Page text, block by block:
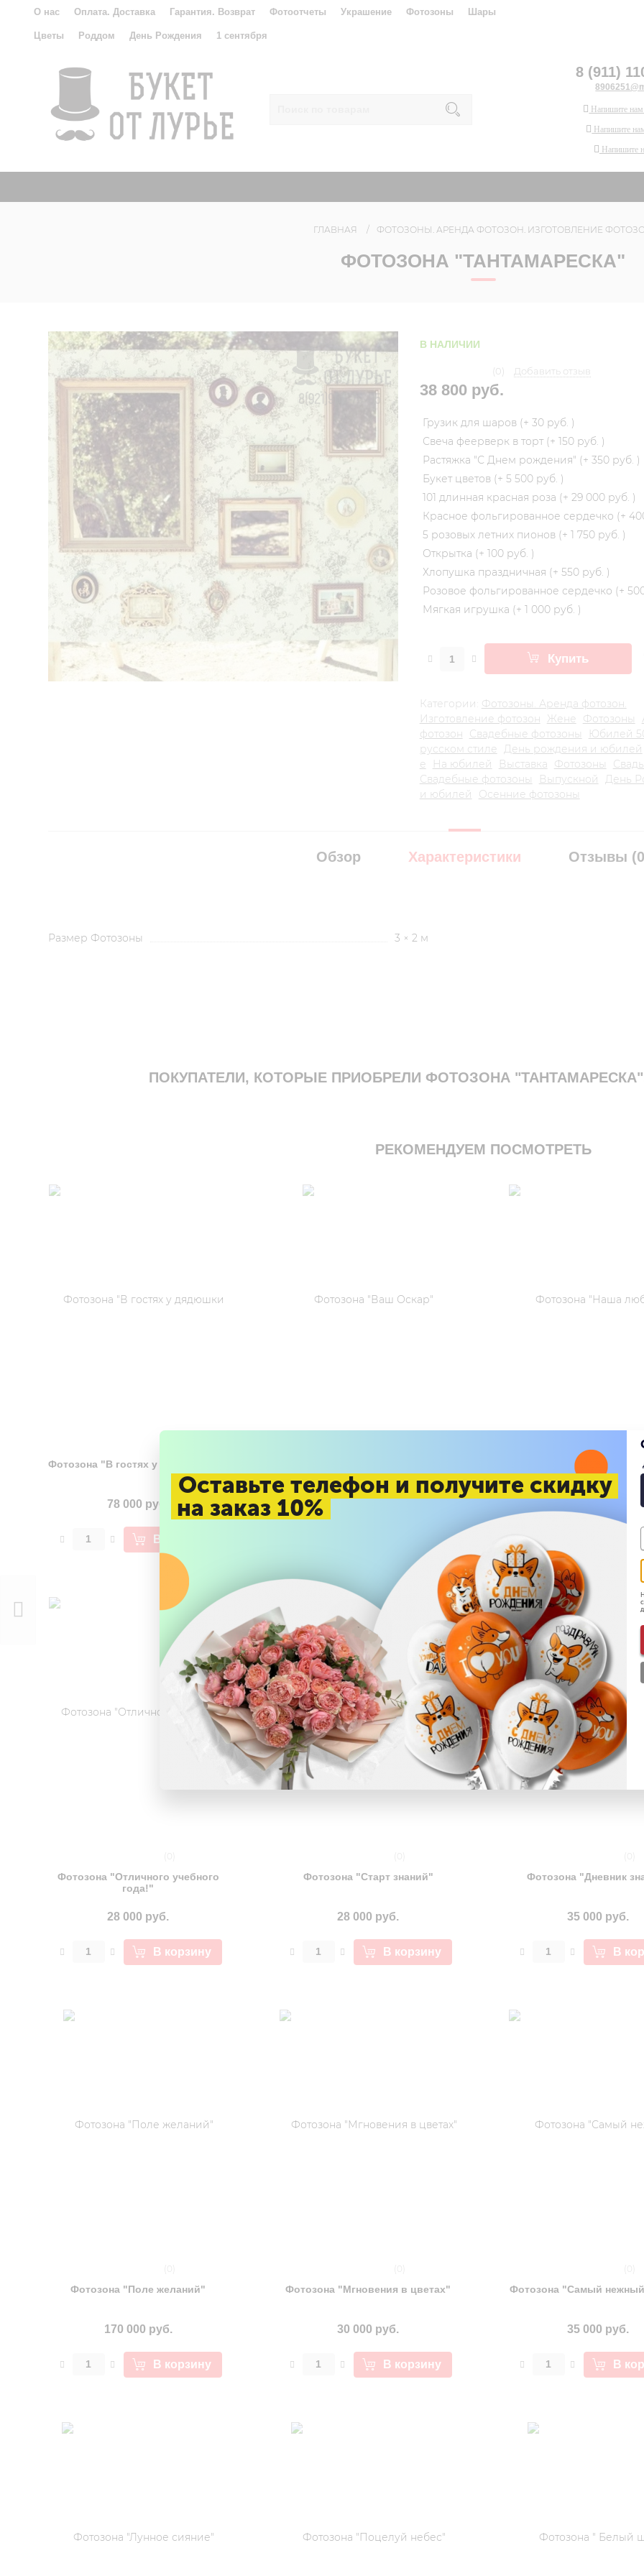
О нас Оплата. Доставка Гарантия. Возврат Фотоотчеты Украшение Фотозоны Шары
Цветы Роддом День Рождения 1 сентября
8 (911)
Напишите
Напишите
Напишите
Хеллоуин
ГЛАВНАЯ ФОТОЗОНЫ. АРЕНДА ФОТОЗОН. ИЗГОТОВЛЕНИЕ
ФОТОЗОНА "ТАНТАМАРЕСКА"
В НАЛИЧИИ
(0) Добавить отзыв
38 800 руб.
Грузик для шаров (+ 30 руб. )
Свеча феерверк в торт (+ 150 руб. )
Растяжка "С Днем рождения" (+ 350 руб. )
Букет цветов (+ 5 500 руб. )
101 длинная красная роза (+ 29 000 руб. )
Красное фольгированное сердечко (+
5 розовых летних пионов (+ 1 750 руб. )
Открытка (+ 100 руб. )
Хлопушка праздничная (+ 550 руб. )
Розовое фольгированное сердечко (+
Мягкая игрушка (+ 1 000 руб. )
Купить
Категории: Фотозоны. Аренда фотозон.
Изготовление фотозон
Жене Фотозоны
фотозон
Свадебные фотозоны Юбилей
русском стиле
День рождения и юбилей
е
На юбилей Выставка Фотозоны
Свадебные фотозоны
Выпускной
День
и юбилей
Осенние фотозоны
Обзор Характеристики Отзывы (0
Размер Фотозоны 3 × 2 м
ПОКУПАТЕЛИ, КОТОРЫЕ ПРИОБРЕЛИ ФОТОЗОНА
РЕКОМЕНДУЕМ ПОСМОТРЕТЬ
Фотозона "В гостях у дядюшки Ау"
78 000 руб.
В корзину
Фотозона "Наша
В
Фотозона "Отличного учебного
года!"
28 000 руб.
В корзину
Фотозона "Старт знаний"
28 000 руб.
В корзину
Фотозона "Дневник
35 000 руб.
В
Фотозона "Поле желаний"
170 000 руб.
В корзину
Фотозона "Мгновения в цветах"
30 000 руб.
В корзину
Фотозона "Самый нежный
35 000 руб.
В
Оставьте телефон и получите скидку
на заказ 10%